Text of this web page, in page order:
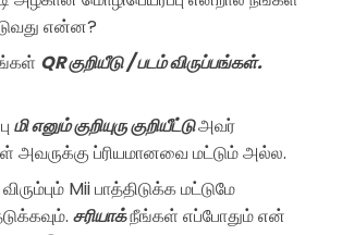
என்ன?
QR குறியீடு / படம் விருப்பங்கள்.
மி எனும் குறியுரு குறியீட்டுஅவர்
அவருக்கு ப்ரியமானவை மட்டும் அல்ல.
Mii பாத்திடுக்க மட்டுமே
சரியாக்நீங்கள் எப்போதும் என்